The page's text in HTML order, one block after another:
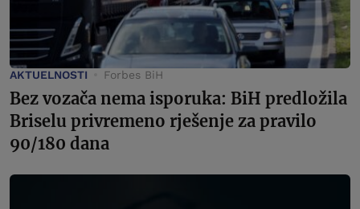
AKTUELNOSTI Forbes BiH
Bez vozača nema isporuka: BiH predložila
Briselu privremeno rješenje za pravilo
90/180 dana